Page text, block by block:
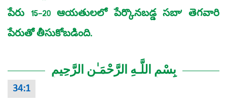
పేరు 15-20 ఆయతులలో పేర్కొనబడ్డ సబా' తెగవారి
పేరుతో తీసుకోబడింది.
بِسْمِ اللَّـهِ الرَّحْمَـٰنِ الرَّحِيمِ
34:1